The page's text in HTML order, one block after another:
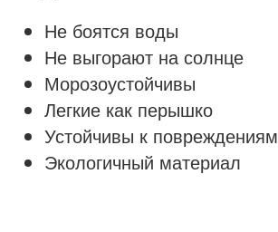
Не боятся воды
Не выгорают на солнце
Морозоустойчивы
Легкие как перышко
Устойчивы к повреждениям
Экологичный материал